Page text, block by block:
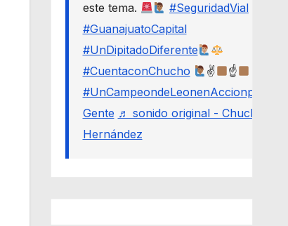
este tema.
#SeguridadVial
#GuanajuatoCapital
#UnDipitadoDiferente
#CuentaconChucho
✌
☝
#UnCampeondeLeonenAccionporLa
Gente ♬ sonido original - Chucho
Hernández